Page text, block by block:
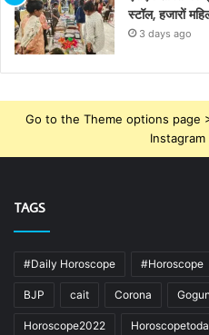
स्टॉल, हजारों
3 days ago
Go to the Theme options page
TAGS
#Daily Horoscope #Horoscope
BJP cait Corona
Horoscope2022